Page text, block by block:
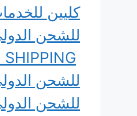
كليين
للشحن
للشحن
للشحن